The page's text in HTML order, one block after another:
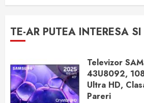
TE-AR PUTEA INTERESA SI
Televizor
43U8092,
Ultra HD,
Pareri